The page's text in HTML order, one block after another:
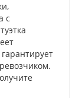
с